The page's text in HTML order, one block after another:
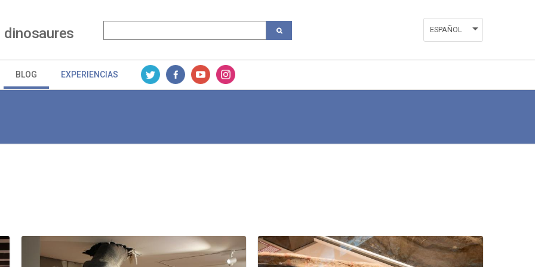
dinosaures ESPAÑOL
BLOG EXPERIENCIAS